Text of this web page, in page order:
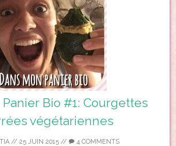
Panier Bio #1: Courgettes
végétariennes
// 25 JUIN 2015 // 4 COMMENTS